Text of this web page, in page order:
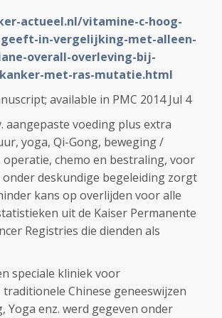
actueel.nl/vitamine-c-hoog-
in-vergelijking-met-alleen-
overall-overleving-bij-
met-ras-mutatie.html
available in PMC 2014 Jul 4
aangepaste voeding plus extra
yoga, Qi-Gong, beweging /
chemo en bestraling, voor
deskundige begeleiding zorgt
kans op overlijden voor alle
uit de Kaiser Permanente
Registries die dienden als
speciale kliniek voor
Chinese geneeswijzen
Yoga enz. werd gegeven onder